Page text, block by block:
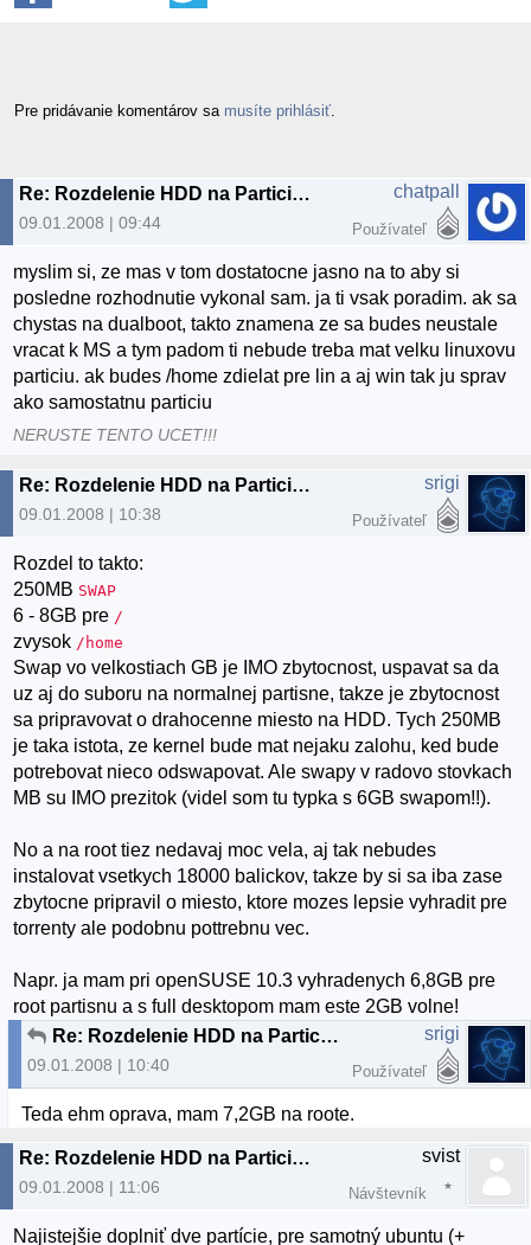
Pre pridávanie komentárov sa musíte prihlásiť
Re: Rozdelenie HDD na Particie - Odporucanie
09.01.2008 | 09:44
chatpall
Používateľ
myslim si, ze mas v tom dostatocne jasno na to aby si
posledne rozhodnutie vykonal sam. ja ti vsak poradim. ak sa
chystas na dualboot, takto znamena ze sa budes neustale
vracat k MS a tym padom ti nebude treba mat velku linuxovu
particiu. ak budes /home zdielat pre lin a aj win tak ju sprav
ako samostatnu particiu
NERUSTE TENTO UCET!!!
Re: Rozdelenie HDD na Particie - Odporucanie
09.01.2008 | 10:38
srigi
Používateľ
Rozdel to takto:
250MB SWAP
6 - 8GB pre /
zvysok /home
Swap vo velkostiach GB je IMO zbytocnost, uspavat sa da
uz aj do suboru na normalnej partisne, takze je zbytocnost
sa pripravovat o drahocenne miesto na HDD. Tych 250MB
je taka istota, ze kernel bude mat nejaku zalohu, ked bude
potrebovat nieco odswapovat. Ale swapy v radovo stovkach
MB su IMO prezitok (videl som tu typka s 6GB swapom!!).
No a na root tiez nedavaj moc vela, aj tak nebudes
instalovat vsetkych 18000 balickov, takze by si sa iba zase
zbytocne pripravil o miesto, ktore mozes lepsie vyhradit pre
torrenty ale podobnu pottrebnu vec.
Napr. ja mam pri openSUSE 10.3 vyhradenych 6,8GB pre
root partisnu a s full desktopom mam este 2GB volne!
Re: Rozdelenie HDD na Particie - Odporucanie
09.01.2008 | 10:40
srigi
Používateľ
Teda ehm oprava, mam 7,2GB na roote.
Re: Rozdelenie HDD na Particie - Odporucanie
09.01.2008 | 11:06
svist
Návštevník
Najistejšie doplniť dve partície, pre samotný ubuntu (+